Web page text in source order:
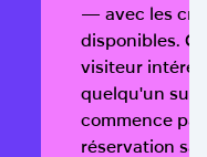
— avec les
disponibles.
visiteur
quelqu'un sur
commence
réservation